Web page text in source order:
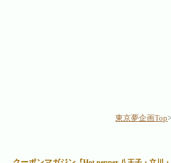
東京夢企画Top